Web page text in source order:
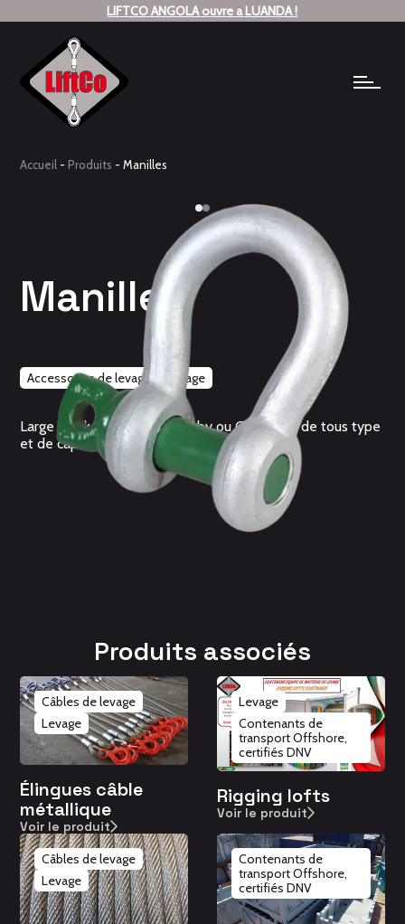
LIFTCO ANGOLA ouvre a LUANDA !
Accueil - Produits -Manilles
Manilles
Accessoires de levage Levage
Large stock de manilles Crosby ou Green Pin de tous type
et de capacité 1 à 75t
Produits associés
Câbles de levage
Levage
Élingues câble
métallique
Voir le produit
Levage
Contenants de
transport Offshore,
certifiés DNV
Rigging lofts
Voir le produit
Câbles de levage
Levage
Contenants de
transport Offshore,
certifiés DNV